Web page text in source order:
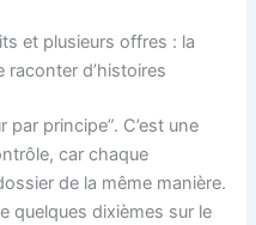
et plusieurs offres : la
d’histoires
par principe”. C’est une
car chaque
de la même manière.
quelques dixièmes sur le